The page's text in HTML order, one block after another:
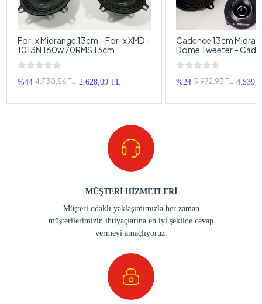
For-x Midrange 13cm – For-x XMD-
1013N 160w 70RMS 13cm
Midrange Hoparlör
%44 4.730,56 TL 2.628,09 TL
Cadence 13cm
Dome Tweeter –
Takımı CS-540
%24 5.972,93 TL
MÜŞTERİ HİZMETLERİ
Müşteri odaklı yaklaşımımızla her zaman
müşterilerimizin ihtiyaçlarına en iyi şekilde cevap
vermeyi amaçlıyoruz.